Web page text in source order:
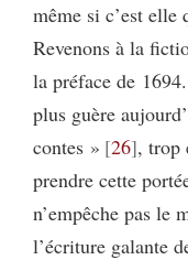
même si c’est elle
Revenons à la
la préface de
plus guère
contes » 26 , trop
prendre cette
n’empêche pas le
l’écriture galante